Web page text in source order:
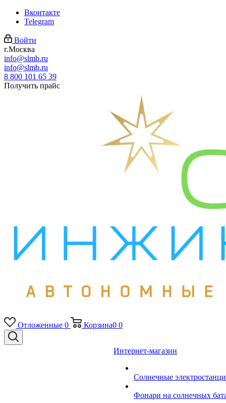
Вконтакте
Telegram
Войти
г.Москва
info@slmb.ru
info@slmb.ru
8 800 101 65 39
Получить прайс
Отложенные 0 Корзина0 0
Интернет-магазин
Солнечные
Фонари на солнечных